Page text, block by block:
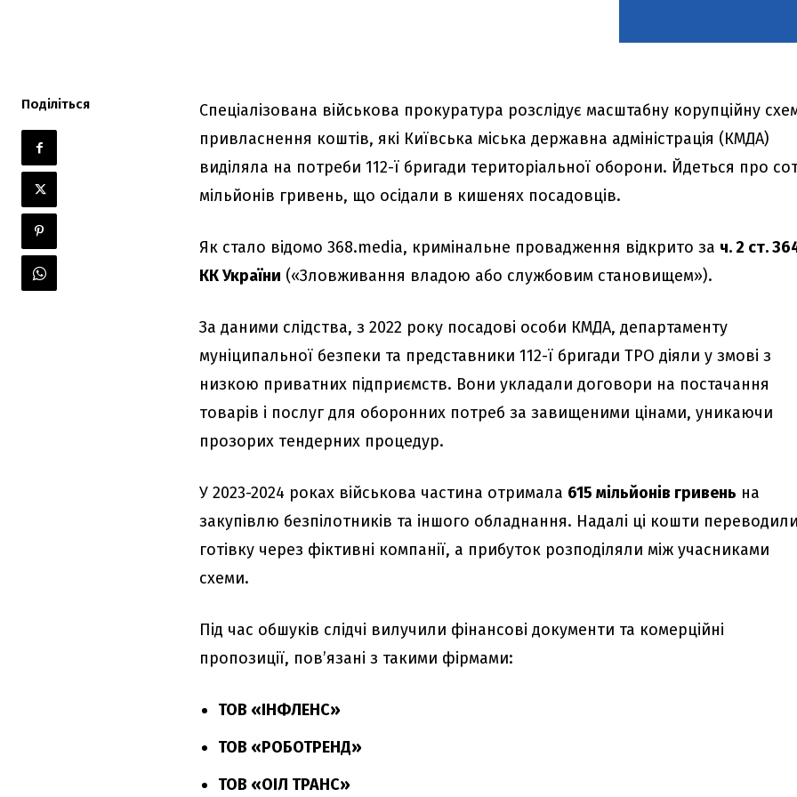
Поділіться
Спеціалізована військова прокуратура розслідує масштабну корупційну
привласнення коштів, які Київська міська державна адміністрація (КМДА)
виділяла на потреби 112-ї бригади територіальної оборони. Йдеться про
мільйонів гривень, що осідали в кишенях посадовців.
Як стало відомо 368.media, кримінальне провадження відкрито за ч. 2 ст.
КК України («Зловживання владою або службовим становищем»).
За даними слідства, з 2022 року посадові особи КМДА, департаменту
муніципальної безпеки та представники 112-ї бригади ТРО діяли у змові з
низкою приватних підприємств. Вони укладали договори на постачання
товарів і послуг для оборонних потреб за завищеними цінами, уникаючи
прозорих тендерних процедур.
У 2023-2024 роках військова частина отримала 615 мільйонів гривень на
закупівлю безпілотників та іншого обладнання. Надалі ці кошти
готівку через фіктивні компанії, а прибуток розподіляли між учасниками
схеми.
Під час обшуків слідчі вилучили фінансові документи та комерційні
пропозиції, пов’язані з такими фірмами:
ТОВ «ІНФЛЕНС»
ТОВ «РОБОТРЕНД»
ТОВ «ОІЛ ТРАНС»